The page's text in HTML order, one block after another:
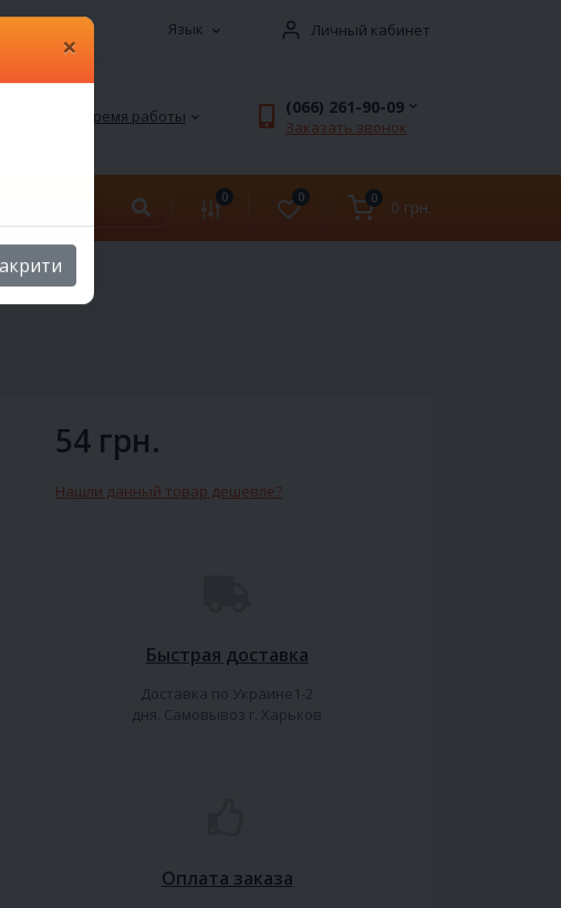
Язык Личный кабинет
Время работы (066) 261-90-09
Заказать звонок
0 0 0 0 грн.
×
54 грн.
Нашли данный товар дешевле?
Быстрая доставка
Доставка по Украине1-2
дня. Самовывоз г. Харьков
Оплата заказа